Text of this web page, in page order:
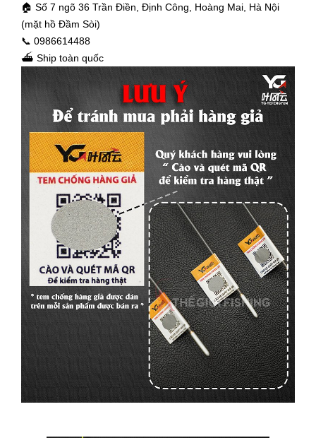
🏠 Số 7 ngõ 36 Trần Điền, Định Công, Hoàng Mai, Hà Nội
(mặt hồ Đầm Sòi)
📞 0986614488
⛴ Ship toàn quốc